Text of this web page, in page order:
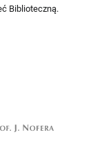
Biblioteczną.